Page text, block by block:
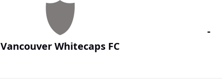
Vancouver Whitecaps FC
-